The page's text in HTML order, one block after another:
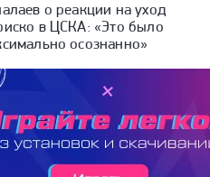
о реакции на уход
в ЦСКА: «Это было
осознанно»